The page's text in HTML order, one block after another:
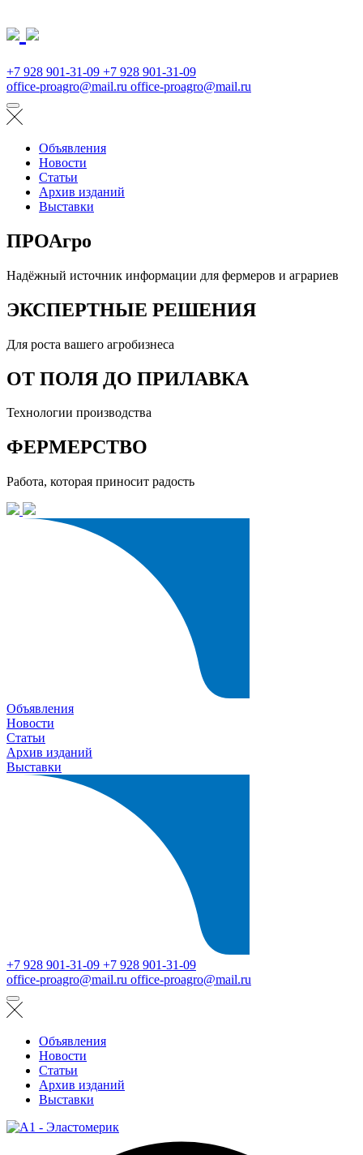
+7 928 901-31-09 +7 928 901-31-09
office-proagro@mail.ru office-proagro@mail.ru
Объявления
Новости
Статьи
Архив изданий
Выставки
ПРОАгро
Надёжный источник информации для фермеров и аграриев
ЭКСПЕРТНЫЕ РЕШЕНИЯ
Для роста вашего агробизнеса
ОТ ПОЛЯ ДО ПРИЛАВКА
Технологии производства
ФЕРМЕРСТВО
Работа, которая приносит радость
Объявления
Новости
Статьи
Архив изданий
Выставки
+7 928 901-31-09 +7 928 901-31-09
office-proagro@mail.ru office-proagro@mail.ru
Объявления
Новости
Статьи
Архив изданий
Выставки